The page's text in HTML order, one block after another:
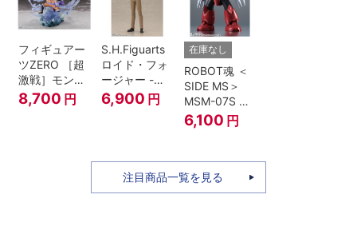
フィギュアー
ツZERO ［超
激戦］モンキ
ー・D・ルフ
ィ -ギア4 三
8,700 円
S.H.Figuarts
ロイド・フォ
ージャー -フ
ォージャー家
のちち-
『SPY×FAMILY』
6,900 円
在庫なし
ROBOT魂 ＜
SIDE MS＞
MSM-07S シ
ャア専用ズゴ
ック ver.
6,100 円
注目商品一覧を見る